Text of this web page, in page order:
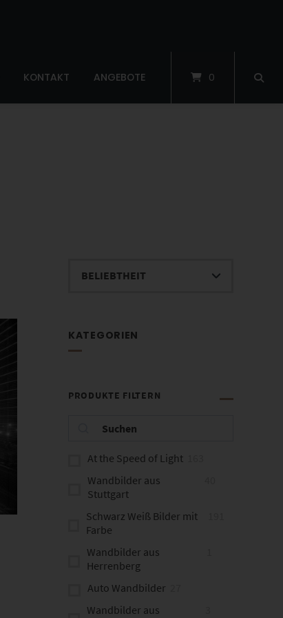
KONTAKT ANGEBOTE 0
KATEGORIEN
PRODUKTE FILTERN
At the Speed of Light
Wandbilder aus
Stuttgart
Schwarz Weiß Bilder mit
Farbe
Wandbilder aus
Herrenberg
Auto Wandbilder
Wandbilder aus